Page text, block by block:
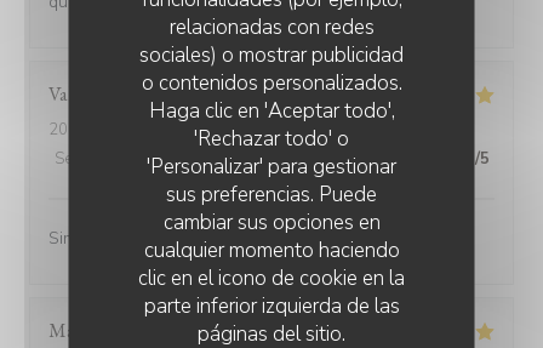
relacionadas con redes
sociales) o mostrar publicidad
o contenidos personalizados.
Haga clic en 'Aceptar todo',
'Rechazar todo' o
'Personalizar' para gestionar
sus preferencias. Puede
cambiar sus opciones en
cualquier momento haciendo
clic en el icono de cookie en la
parte inferior izquierda de las
páginas del sitio.
Valérie
2026-07-08
- 12:15 - Invitados 2
Servicio
Ambiente: 5/5 Menú: 5/5 Calidad / Precio /5
Simplement parfait
Marianne